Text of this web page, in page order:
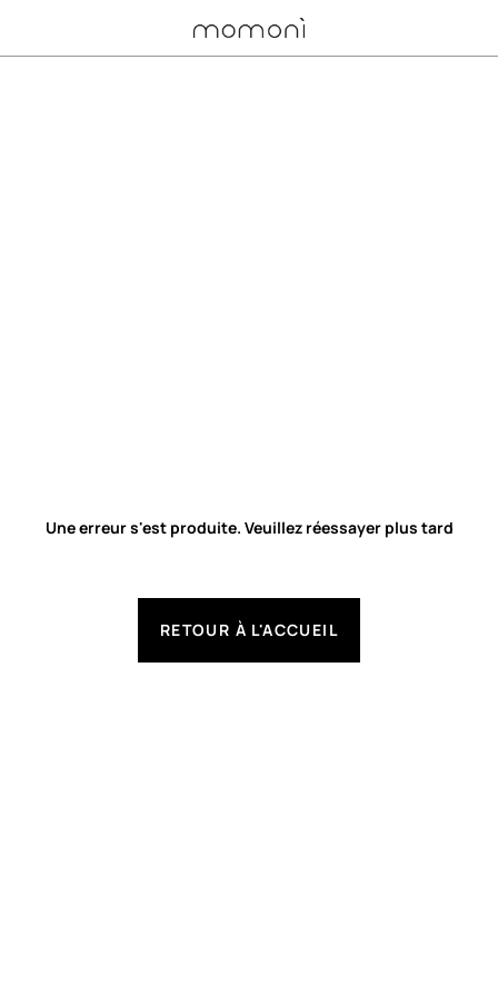
Une erreur s'est produite. Veuillez réessayer plus tard
RETOUR À L'ACCUEIL